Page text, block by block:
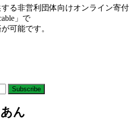
る非営利団体向けオンライン寄付
」で
可能です。
ん